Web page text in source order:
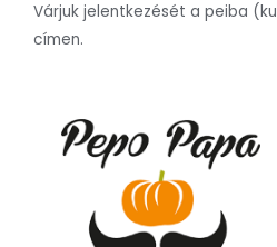
Várjuk jelentkezését a peiba
címen.